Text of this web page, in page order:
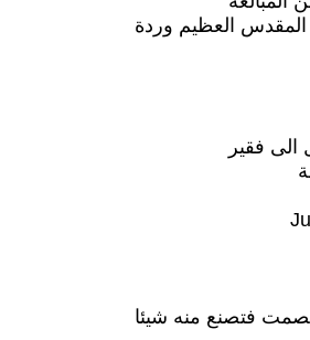
العظيم وردة
الى فقير
فتصنع منه شيئا